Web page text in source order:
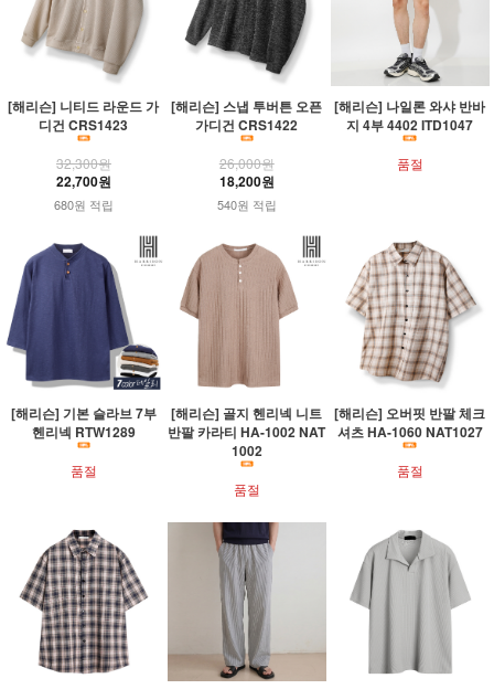
[해리슨] 니티드 라운드 가
디건 CRS1423
32,300원
22,700원
680원 적립
[해리슨] 스냅 투버튼 오픈
가디건 CRS1422
26,000원
18,200원
540원 적립
[해리슨] 나일론 와샤 반바
지 4부 4402 ITD1047
품절
[해리슨] 기본 슬라브 7부
헨리넥 RTW1289
품절
[해리슨] 골지 헨리넥 니트
반팔 카라티 HA-1002 NAT
1002
품절
[해리슨] 오버핏 반팔 체크
셔츠 HA-1060 NAT1027
품절